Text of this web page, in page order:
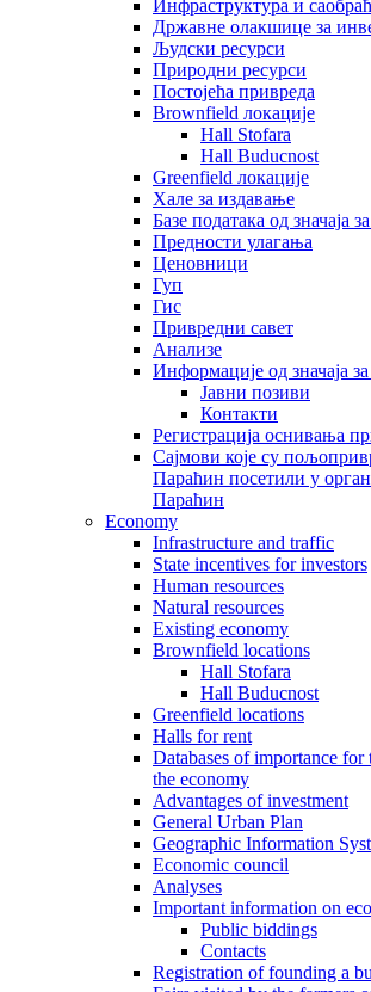
Инфраструктура и
Државне олакшице за
Људски ресурси
Природни ресурси
Постојећа привреда
Brownfield локације
Hall Stofara
Hall Buducnost
Greenfield локације
Хале за издавање
Базе података од значаја
Предности улагања
Ценовници
Гуп
Гис
Привредни савет
Aнализе
Информације од значаја
Јавни позиви
Контакти
Регистрација оснивања
Сајмови које су
Параћин посетили у
Параћин
Economy
Infrastructure and traffic
State incentives for investors
Human resources
Natural resources
Existing economy
Brownfield locations
Hall Stofara
Hall Buducnost
Greenfield locations
Halls for rent
Databases of importance
the economy
Advantages of investment
General Urban Plan
Geographic Information
Еconomic council
Analyses
Important information on
Public biddings
Contacts
Registration of founding a